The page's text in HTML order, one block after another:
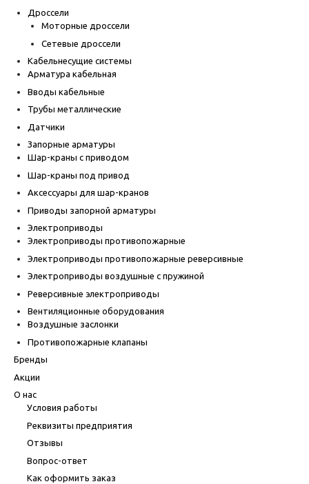
Дроссели
Моторные дроссели
Сетевые дроссели
Кабельнесущие системы
Арматура кабельная
Вводы кабельные
Трубы металлические
Датчики
Запорные арматуры
Шар-краны с приводом
Шар-краны под привод
Аксессуары для шар-кранов
Приводы запорной арматуры
Электроприводы
Электроприводы противопожарные
Электроприводы противопожарные реверсивные
Электроприводы воздушные с пружиной
Реверсивные электроприводы
Вентиляционные оборудования
Воздушные заслонки
Противопожарные клапаны
Бренды
Акции
О нас
Условия работы
Реквизиты предприятия
Отзывы
Вопрос-ответ
Как оформить заказ